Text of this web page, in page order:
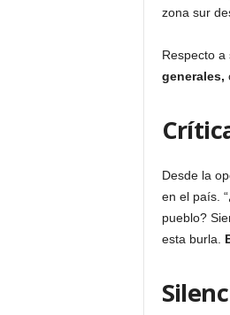
zona sur
Respecto a
generales,
Desde la
en el país.
pueblo?
esta burla.